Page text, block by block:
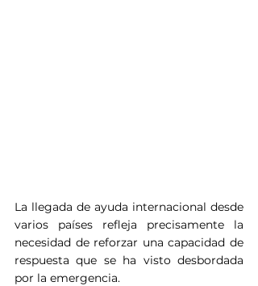
La llegada de ayuda internacional desde
varios países refleja precisamente la
necesidad de reforzar una capacidad de
respuesta que se ha visto desbordada
por la emergencia.